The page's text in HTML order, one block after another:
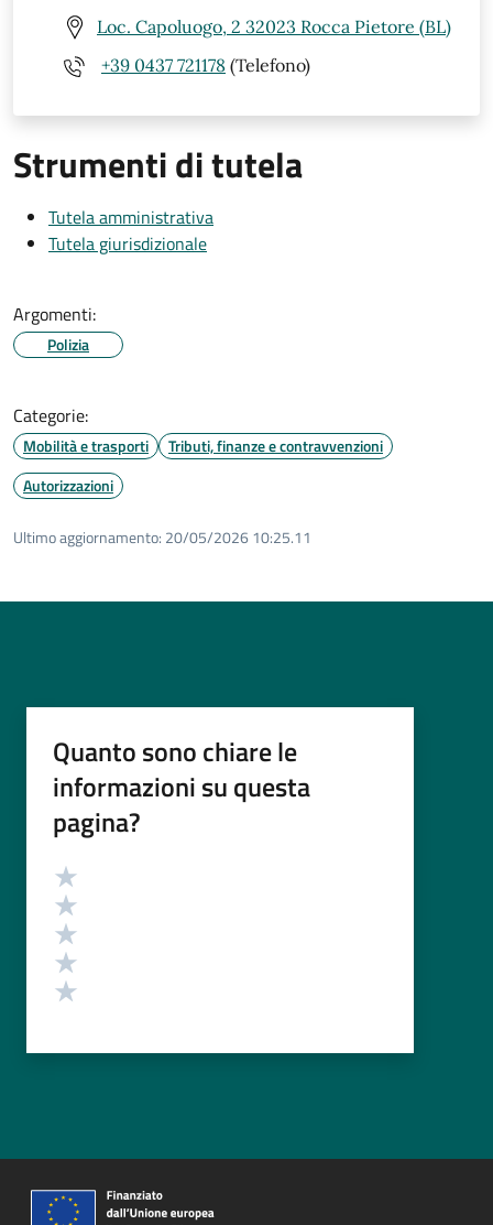
Loc. Capoluogo, 2 32023 Rocca Pietore (BL)
+39 0437 721178 (Telefono)
Strumenti di tutela
Tutela amministrativa
Tutela giurisdizionale
Argomenti:
Polizia
Categorie:
Mobilità e trasporti
Tributi, finanze e contravvenzioni
Autorizzazioni
Ultimo aggiornamento: 20/05/2026 10:25.11
Quanto sono chiare le
informazioni su questa
pagina?
Valutazione